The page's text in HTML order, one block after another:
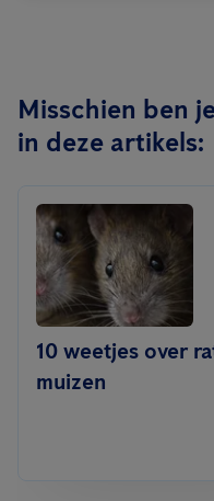
Misschien ben
in deze artikels:
10 weetjes over
muizen